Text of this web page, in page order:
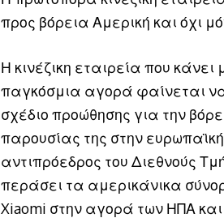
προς βόρεια Αμερική και όχι
Η κινέζικη εταιρεία που
παγκόσμια αγορά φαίνεται
σχέδιο προώθησης για την
παρουσίας της στην
αντιπρόεδρος του Διεθνούς
περάσει τα αμερικάνικα
Xiaomi στην αγορά των ΗΠΑ